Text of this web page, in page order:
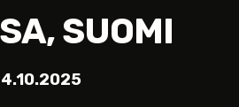
SUOMI
4.10.2025